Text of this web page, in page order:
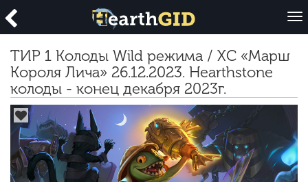
O
p
ТИР 1 Колоды Wild режима / ХС «Марш
Короля Лича» 26.12.2023. Hearthstone
колоды - конец декабря 2023г.